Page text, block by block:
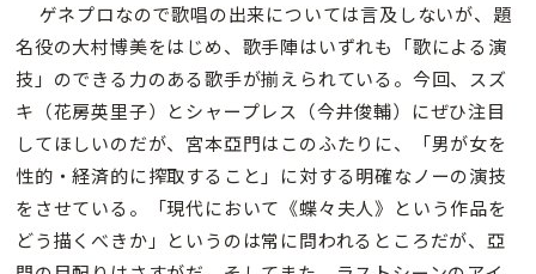
ゲネプロなので歌唱の出来については言及しないが、題
名役の大村博美をはじめ、歌手陣はいずれも「歌による演
技」のできる力のある歌手が揃えられている。今回、スズ
キ（花房英里子）とシャープレス（今井俊輔）にぜひ注目
してほしいのだが、宮本亞門はこのふたりに、「男が女を
性的・経済的に搾取すること」に対する明確なノーの演技
をさせている。「現代において《蝶々夫人》という作品を
どう描くべきか」というのは常に問われるところだが、亞